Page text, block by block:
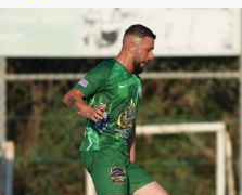
EKONOMİ
ENGLISH
ESENTEPE